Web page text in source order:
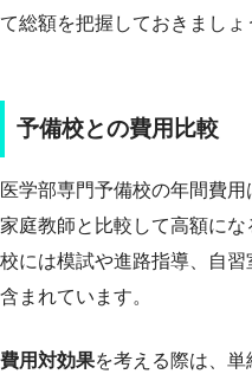
て総額を把握しておきましょ
予備校との費用比較
医学部専門予備校の年間費用
家庭教師と比較して高額に
校には模試や進路指導、自
含まれています。
費用対効果を考える際は、